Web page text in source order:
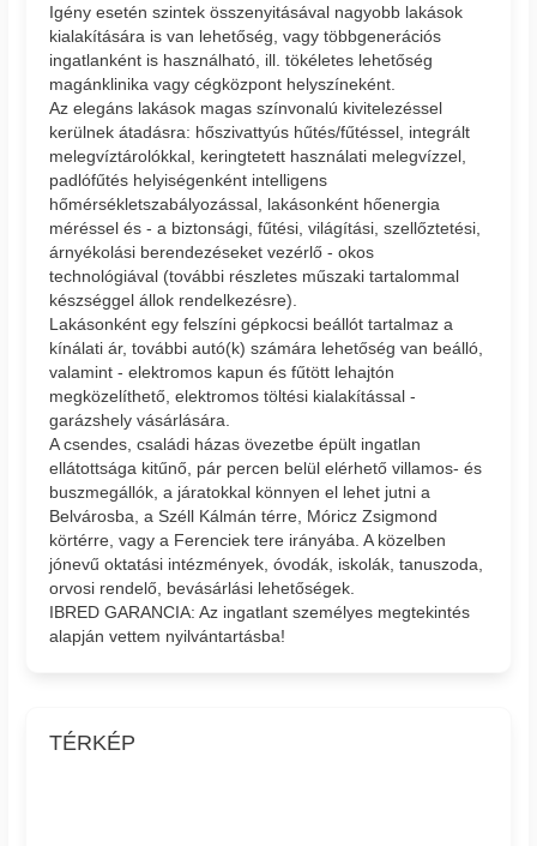
Igény esetén szintek összenyitásával nagyobb lakások
kialakítására is van lehetőség, vagy többgenerációs
ingatlanként is használható, ill. tökéletes lehetőség
magánklinika vagy cégközpont helyszíneként.
Az elegáns lakások magas színvonalú kivitelezéssel
kerülnek átadásra: hőszivattyús hűtés/fűtéssel, integrált
melegvíztárolókkal, keringtetett használati melegvízzel,
padlófűtés helyiségenként intelligens
hőmérsékletszabályozással, lakásonként hőenergia
méréssel és - a biztonsági, fűtési, világítási, szellőztetési,
árnyékolási berendezéseket vezérlő - okos
technológiával (további részletes műszaki tartalommal
készséggel állok rendelkezésre).
Lakásonként egy felszíni gépkocsi beállót tartalmaz a
kínálati ár, további autó(k) számára lehetőség van beálló,
valamint - elektromos kapun és fűtött lehajtón
megközelíthető, elektromos töltési kialakítással -
garázshely vásárlására.
A csendes, családi házas övezetbe épült ingatlan
ellátottsága kitűnő, pár percen belül elérhető villamos- és
buszmegállók, a járatokkal könnyen el lehet jutni a
Belvárosba, a Széll Kálmán térre, Móricz Zsigmond
körtérre, vagy a Ferenciek tere irányába. A közelben
jónevű oktatási intézmények, óvodák, iskolák, tanuszoda,
orvosi rendelő, bevásárlási lehetőségek.
IBRED GARANCIA: Az ingatlant személyes megtekintés
alapján vettem nyilvántartásba!
TÉRKÉP